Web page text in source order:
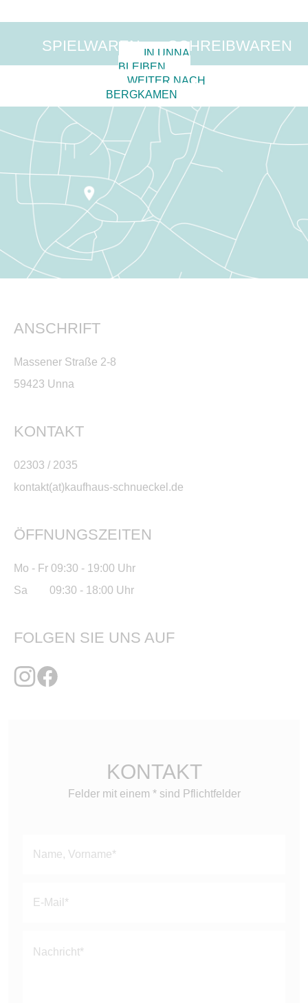
IN UNNA
BLEIBEN
WEITER NACH
BERGKAMEN
SPIELWAREN SCHREIBWAREN
ANSCHRIFT
Massener Straße 2-8
59423 Unna
KONTAKT
02303 / 2035
kontakt(at)kaufhaus-schnueckel.de
ÖFFNUNGSZEITEN
Mo - Fr 09:30 - 19:00 Uhr
Sa 09:30 - 18:00 Uhr
FOLGEN SIE UNS AUF
KONTAKT
Felder mit einem * sind Pflichtfelder
dieses
leer.